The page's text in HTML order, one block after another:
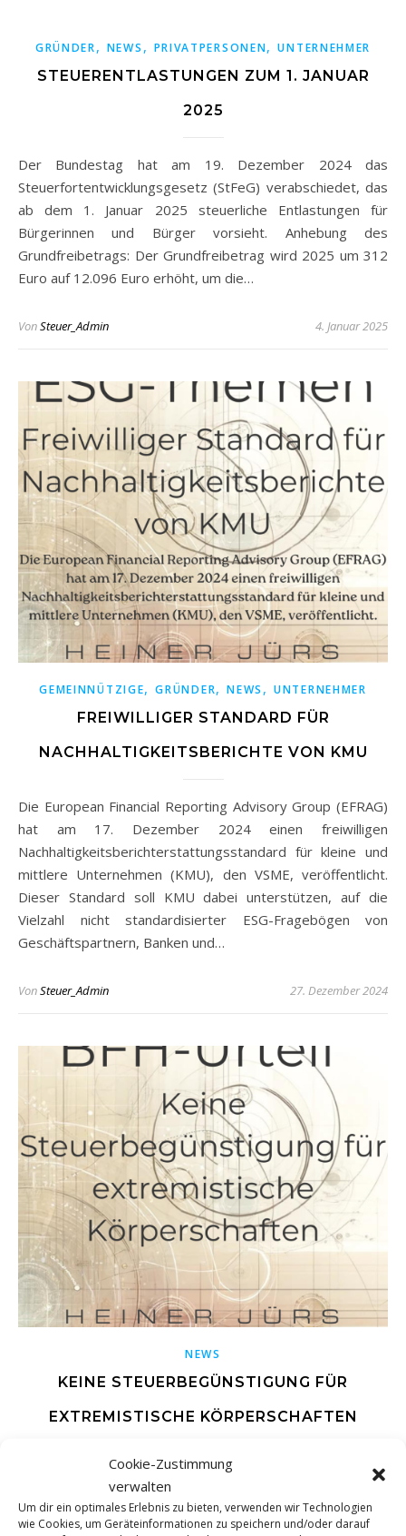
Cookie-Zustimmung
verwalten
Um dir ein optimales Erlebnis zu bieten, verwenden wir Technologien
wie Cookies, um Geräteinformationen zu speichern und/oder darauf
GRÜNDER, NEWS , PRIVATPERSONEN,UNTERNEHMER
STEUERENTLASTUNGEN ZUM 1. JANUAR
2025
Der Bundestag hat am 19. Dezember 2024 das
Steuerfortentwicklungsgesetz (StFeG) verabschiedet, das
ab dem 1. Januar 2025 steuerliche Entlastungen für
Bürgerinnen und Bürger vorsieht. Anhebung des
Grundfreibetrags: Der Grundfreibetrag wird 2025 um 312
Euro auf 12.096 Euro erhöht, um die…
VonSteuer_Admin 4. Januar 2025
GEMEINNÜTZIGE,GRÜNDER,NEWS ,UNTERNEHMER
FREIWILLIGER STANDARD FÜR
NACHHALTIGKEITSBERICHTE VON KMU
Die European Financial Reporting Advisory Group (EFRAG)
hat am 17. Dezember 2024 einen freiwilligen
Nachhaltigkeitsberichterstattungsstandard für kleine und
mittlere Unternehmen (KMU), den VSME, veröffentlicht.
Dieser Standard soll KMU dabei unterstützen, auf die
Vielzahl nicht standardisierter ESG-Fragebögen von
Geschäftspartnern, Banken und…
VonSteuer_Admin 27. Dezember 2024
NEWS
KEINE STEUERBEGÜNSTIGUNG FÜR
EXTREMISTISCHE KÖRPERSCHAFTEN
entschieden, dass extremistische Körperschaften nicht in
den Genuss der steuerlichen Begünstigungen für